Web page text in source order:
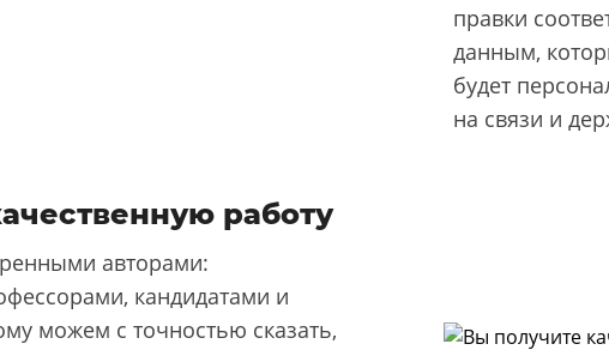
правки
данным,
будет
на связи и
работу
авторами:
кандидатами и
можем с точностью сказать,